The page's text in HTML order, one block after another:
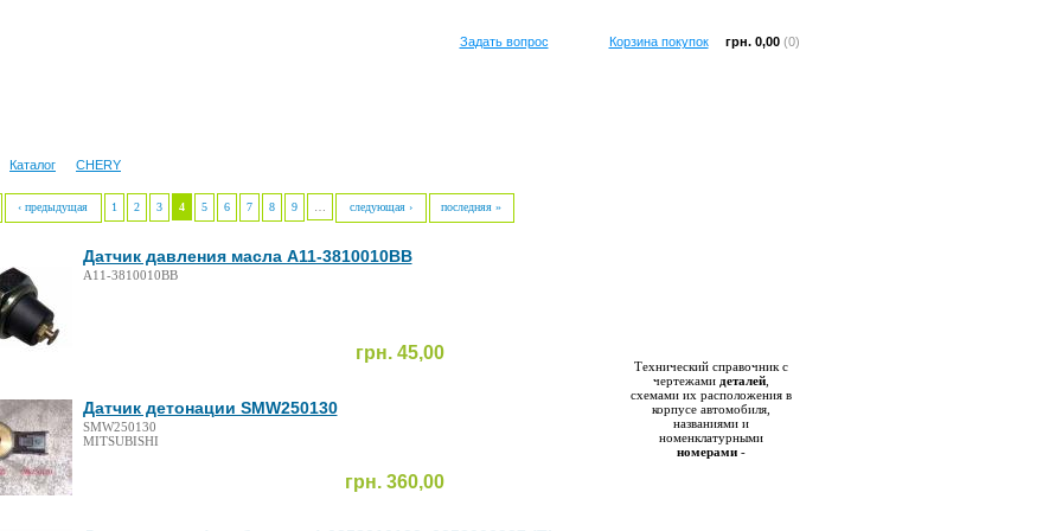
Корзина покупок грн. 0,00(0)
Задать вопрос
Каталог CHERY
Технический справочник с
чертежами деталей,
схемами их расположения в
корпусе автомобиля,
названиями и
номенклатурными
номерами-
‹ предыдущая 1 2 3 4 5 6 7 8 9 следующая › последняя »
Датчик давления масла A11-3810010BB
грн. 45,00
A11-3810010BB
Датчик детонации SMW250130
грн. 360,00
SMW250130
MITSUBISHI